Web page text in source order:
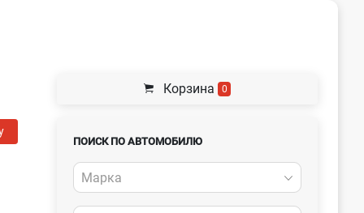
Корзина 0
ПОИСК ПО АВТОМОБИЛЮ
Марка